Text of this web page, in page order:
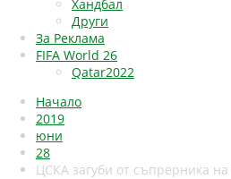
Хандбал
Други
За Реклама
FIFA World 26
Qatar2022
Начало
2019
юни
28
ЦСКА загуби от съпрерника